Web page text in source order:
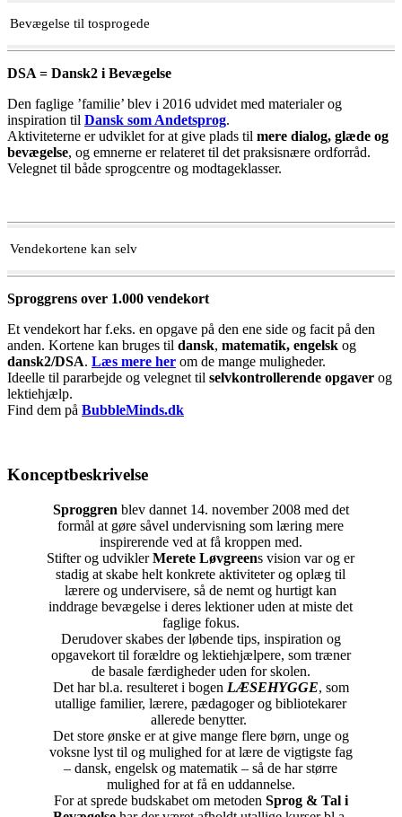
Bevægelse til tosprogede
DSA = Dansk2 i Bevægelse
Den faglige ’familie’ blev i 2016 udvidet med materialer og
inspiration til Dansk som Andetsprog.
Aktiviteterne er udviklet for at give plads til mere dialog, glæde og
bevægelse, og emnerne er relateret til det praksisnære ordforråd.
Velegnet til både sprogcentre og modtageklasser.
Vendekortene kan selv
Sproggrens over 1.000 vendekort
Et vendekort har f.eks. en opgave på den ene side og facit på den
anden. Kortene kan bruges til dansk, matematik, engelsk og
dansk2/DSA. Læs mere her om de mange muligheder.
Ideelle til pararbejde og velegnet til selvkontrollerende opgaver og
lektiehjælp.
Find dem på BubbleMinds.dk
Konceptbeskrivelse
Sproggren blev dannet 14. november 2008 med det
formål at gøre såvel undervisning som læring mere
inspirerende ved at få kroppen med.
Stifter og udviklerMerete Løvgreens vision var og er
stadig at skabe helt konkrete aktiviteter og oplæg til
lærere og undervisere, så de nemt og hurtigt kan
inddrage bevægelse i deres lektioner uden at miste det
faglige fokus.
Derudover skabes der løbende tips, inspiration og
opgavekort til forældre og lektiehjælpere, som træner
de basale færdigheder uden for skolen.
Det har bl.a. resulteret i bogen LÆSEHYGGE, som
utallige familier, lærere, pædagoger og bibliotekarer
allerede benytter.
Det store ønske er at give mange flere børn, unge og
voksne lyst til og mulighed for at lære de vigtigste fag
– dansk, engelsk og matematik – så de har større
mulighed for at få en uddannelse.
For at sprede budskabet om metoden Sprog & Tal i